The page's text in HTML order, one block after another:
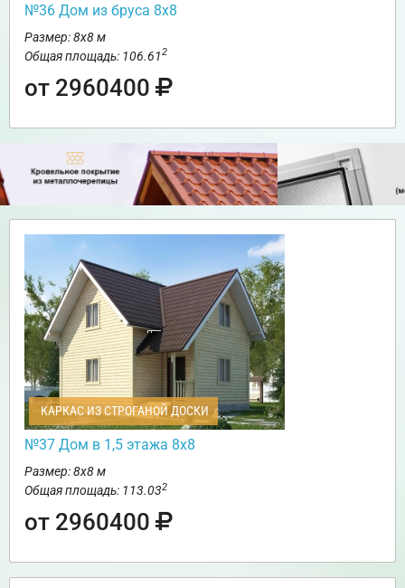
№36 Дом из бруса 8х8
Размер: 8х8 м
Общая площадь: 106.612
от 2960400
КАРКАС ИЗ СТРОГАНОЙ ДОСКИ
№37 Дом в 1,5 этажа 8х8
Размер: 8х8 м
Общая площадь: 113.032
от 2960400